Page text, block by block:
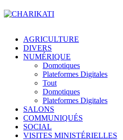
AGRICULTURE
DIVERS
NUMÉRIQUE
Domotiques
Plateformes Digitales
Tout
Domotiques
Plateformes Digitales
SALONS
COMMUNIQUÉS
SOCIAL
VISITES MINISTÉRIELLES